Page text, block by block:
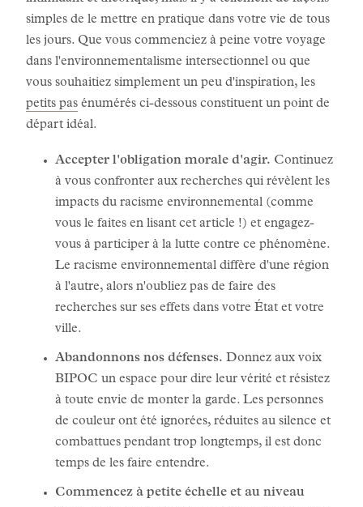
simples de le mettre en pratique dans votre vie de tous
les jours. Que vous commenciez à peine votre voyage
dans l'environnementalisme intersectionnel ou que
vous souhaitiez simplement un peu d'inspiration, les
petits pas énumérés ci-dessous constituent un point de
départ idéal.
Accepter l'obligation morale d'agir. Continuez
à vous confronter aux recherches qui révèlent les
impacts du racisme environnemental (comme
vous le faites en lisant cet article !) et engagez-
vous à participer à la lutte contre ce phénomène.
Le racisme environnemental diffère d'une région
à l'autre, alors n'oubliez pas de faire des
recherches sur ses effets dans votre État et votre
ville.
Abandonnons nos défenses. Donnez aux voix
BIPOC un espace pour dire leur vérité et résistez
à toute envie de monter la garde. Les personnes
de couleur ont été ignorées, réduites au silence et
combattues pendant trop longtemps, il est donc
temps de les faire entendre.
Commencez à petite échelle et au niveau